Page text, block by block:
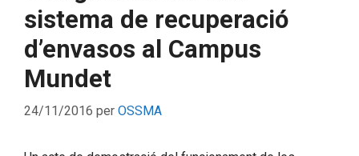
sistema de recuperació
d’envasos al Campus
Mundet
24/11/2016 per OSSMA